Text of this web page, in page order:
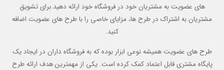
های عضویت به مشتریان خود در فروشگاه خود ارائه دهید.برای تشویق
مشتریان به اشتراک در طرح ها، مزایای خاصی را با طرح های عضویت اضافه
کنید.
طرح های عضویت همیشه نوعی ابزار بوده که به فروشگاه داران در ایجاد یک
پایگاه مشتری قابل اعتماد کمک کرده است. یکی از مهمترین هدف ارائه طرح